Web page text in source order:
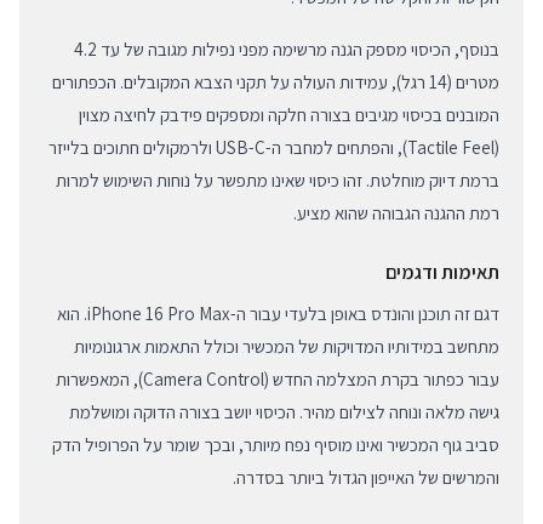
בנוסף, הכיסוי מספק הגנה מרשימה מפני נפילות מגובה של עד 4.2
מטרים (14 רגל), עמידות העולה על תקני הצבא המקובלים. הכפתורים
המובנים בכיסוי מגיבים בצורה חלקה ומספקים פידבק לחיצה מצוין
(Tactile Feel), והפתחים למחבר ה-USB-C ולרמקולים חתוכים בלייזר
ברמת דיוק מוחלטת. זהו כיסוי שאינו מתפשר על נוחות השימוש למרות
רמת ההגנה הגבוהה שהוא מציע.
תאימות ודגמים
דגם זה תוכנן והונדס באופן בלעדי עבור ה-iPhone 16 Pro Max. הוא
מתחשב במידותיו המדויקות של המכשיר וכולל התאמות ארגונומיות
עבור כפתור בקרת המצלמה החדש (Camera Control), המאפשרות
גישה מלאה ונוחה לצילום מהיר. הכיסוי יושב בצורה הדוקה ומושלמת
סביב גוף המכשיר ואינו מוסיף נפח מיותר, ובכך שומר על הפרופיל הדק
והמרשים של האייפון הגדול ביותר בסדרה.